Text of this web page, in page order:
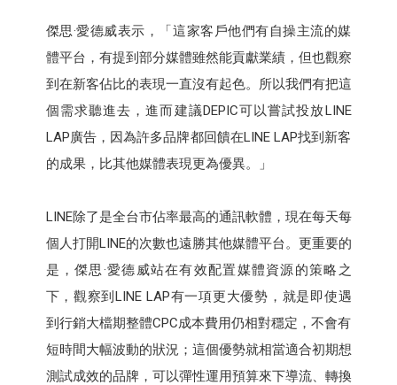
傑思·愛德威表示，「這家客戶他們有自操主流的媒
體平台，有提到部分媒體雖然能貢獻業績，但也觀察
到在新客佔比的表現一直沒有起色。所以我們有把這
個需求聽進去，進而建議DEPIC可以嘗試投放LINE
LAP廣告，因為許多品牌都回饋在LINE LAP找到新客
的成果，比其他媒體表現更為優異。」
LINE除了是全台市佔率最高的通訊軟體，現在每天每
個人打開LINE的次數也遠勝其他媒體平台。更重要的
是，傑思·愛德威站在有效配置媒體資源的策略之
下，觀察到LINE LAP有一項更大優勢，就是即使遇
到行銷大檔期整體CPC成本費用仍相對穩定，不會有
短時間大幅波動的狀況；這個優勢就相當適合初期想
測試成效的品牌，可以彈性運用預算來下導流、轉換